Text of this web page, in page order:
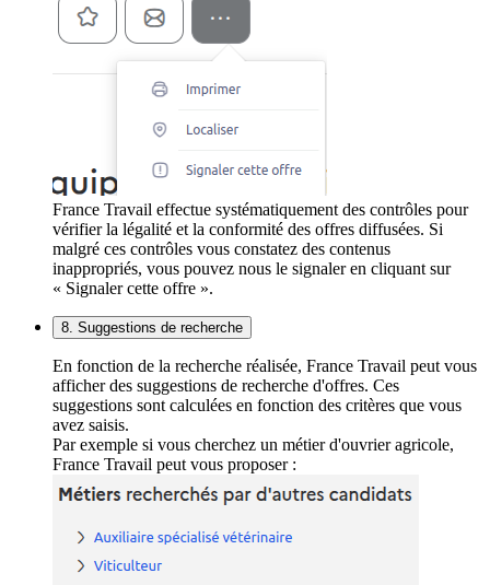
France Travail effectue systématiquement des contrôles pour
vérifier la légalité et la conformité des offres diffusées. Si
malgré ces contrôles vous constatez des contenus
inappropriés, vous pouvez nous le signaler en cliquant sur
« Signaler cette offre ».
8. Suggestions de recherche
En fonction de la recherche réalisée, France Travail peut vous
afficher des suggestions de recherche d'offres. Ces
suggestions sont calculées en fonction des critères que vous
avez saisis.
Par exemple si vous cherchez un métier d'ouvrier agricole,
France Travail peut vous proposer :